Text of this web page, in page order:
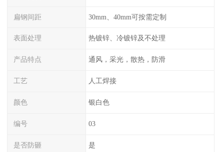
扁钢间距 30mm、40mm可按需定制
表面处理 热镀锌、冷镀锌及不处理
产品特点 通风，采光，散热，防滑
工艺 人工焊接
颜色 银白色
编号 03
是否防砸 是